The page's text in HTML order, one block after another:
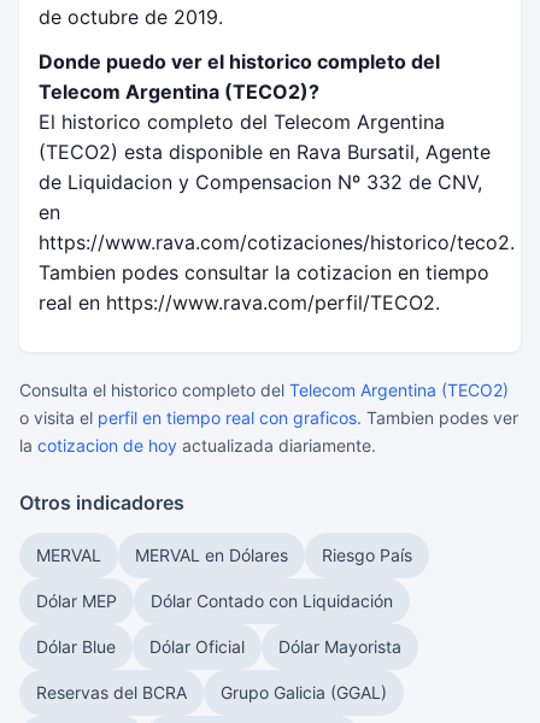
de octubre de 2019.
Donde puedo ver el historico completo del
Telecom Argentina (TECO2)?
El historico completo del Telecom Argentina
(TECO2) esta disponible en Rava Bursatil, Agente
de Liquidacion y Compensacion Nº 332 de CNV,
en
https://www.rava.com/cotizaciones/historico/teco2.
Tambien podes consultar la cotizacion en tiempo
real en https://www.rava.com/perfil/TECO2.
Consulta el historico completo del Telecom Argentina (TECO2)
o visita el perfil en tiempo real con graficos. Tambien podes ver
la cotizacion de hoy actualizada diariamente.
Otros indicadores
MERVAL MERVAL en Dólares Riesgo País
Dólar MEP Dólar Contado con Liquidación
Dólar Blue Dólar Oficial Dólar Mayorista
Reservas del BCRA Grupo Galicia (GGAL)